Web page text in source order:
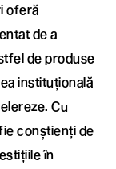
oferă
de a
de produse
instituțională
Cu
conștienți de
în